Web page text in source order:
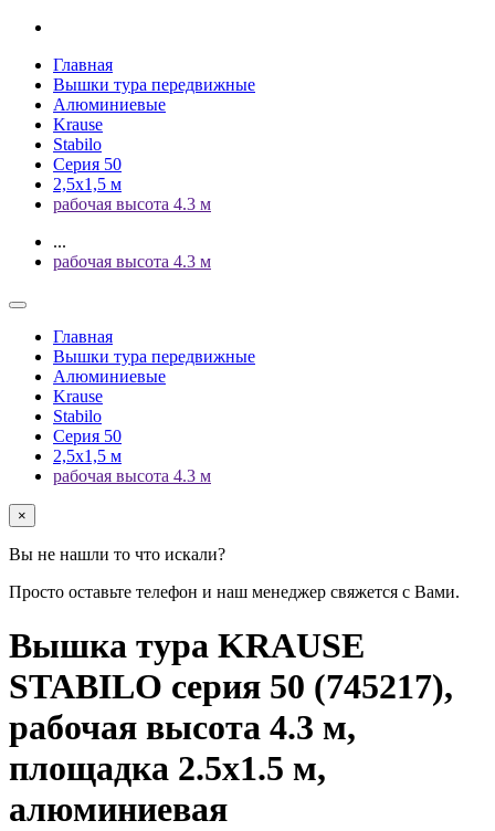
Главная
Вышки тура передвижные
Алюминиевые
Krause
Stabilo
Серия 50
2,5х1,5 м
рабочая высота 4.3 м
...
рабочая высота 4.3 м
Главная
Вышки тура передвижные
Алюминиевые
Krause
Stabilo
Серия 50
2,5х1,5 м
рабочая высота 4.3 м
×
Вы не нашли то что искали?
Просто оставьте телефон и наш менеджер свяжется с Вами.
Вышка тура KRAUSE
STABILO серия 50 (745217),
рабочая высота 4.3 м,
площадка 2.5x1.5 м,
алюминиевая